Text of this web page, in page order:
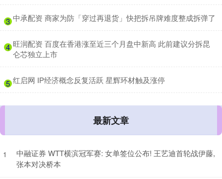
3 ​中承配资 商家为防「穿过再退货」快把拆吊牌难度整成拆弹了
4 ​旺润配资 百度在香港涨至近三个月盘中新高 此前建议分拆昆
仑芯独立上市
5 ​红启网 IP经济概念反复活跃 星辉环材触及涨停
最新文章
1
中融证券 WTT横滨冠军赛: 女单签位公布! 王艺迪首轮战伊藤,
张本对决桥本